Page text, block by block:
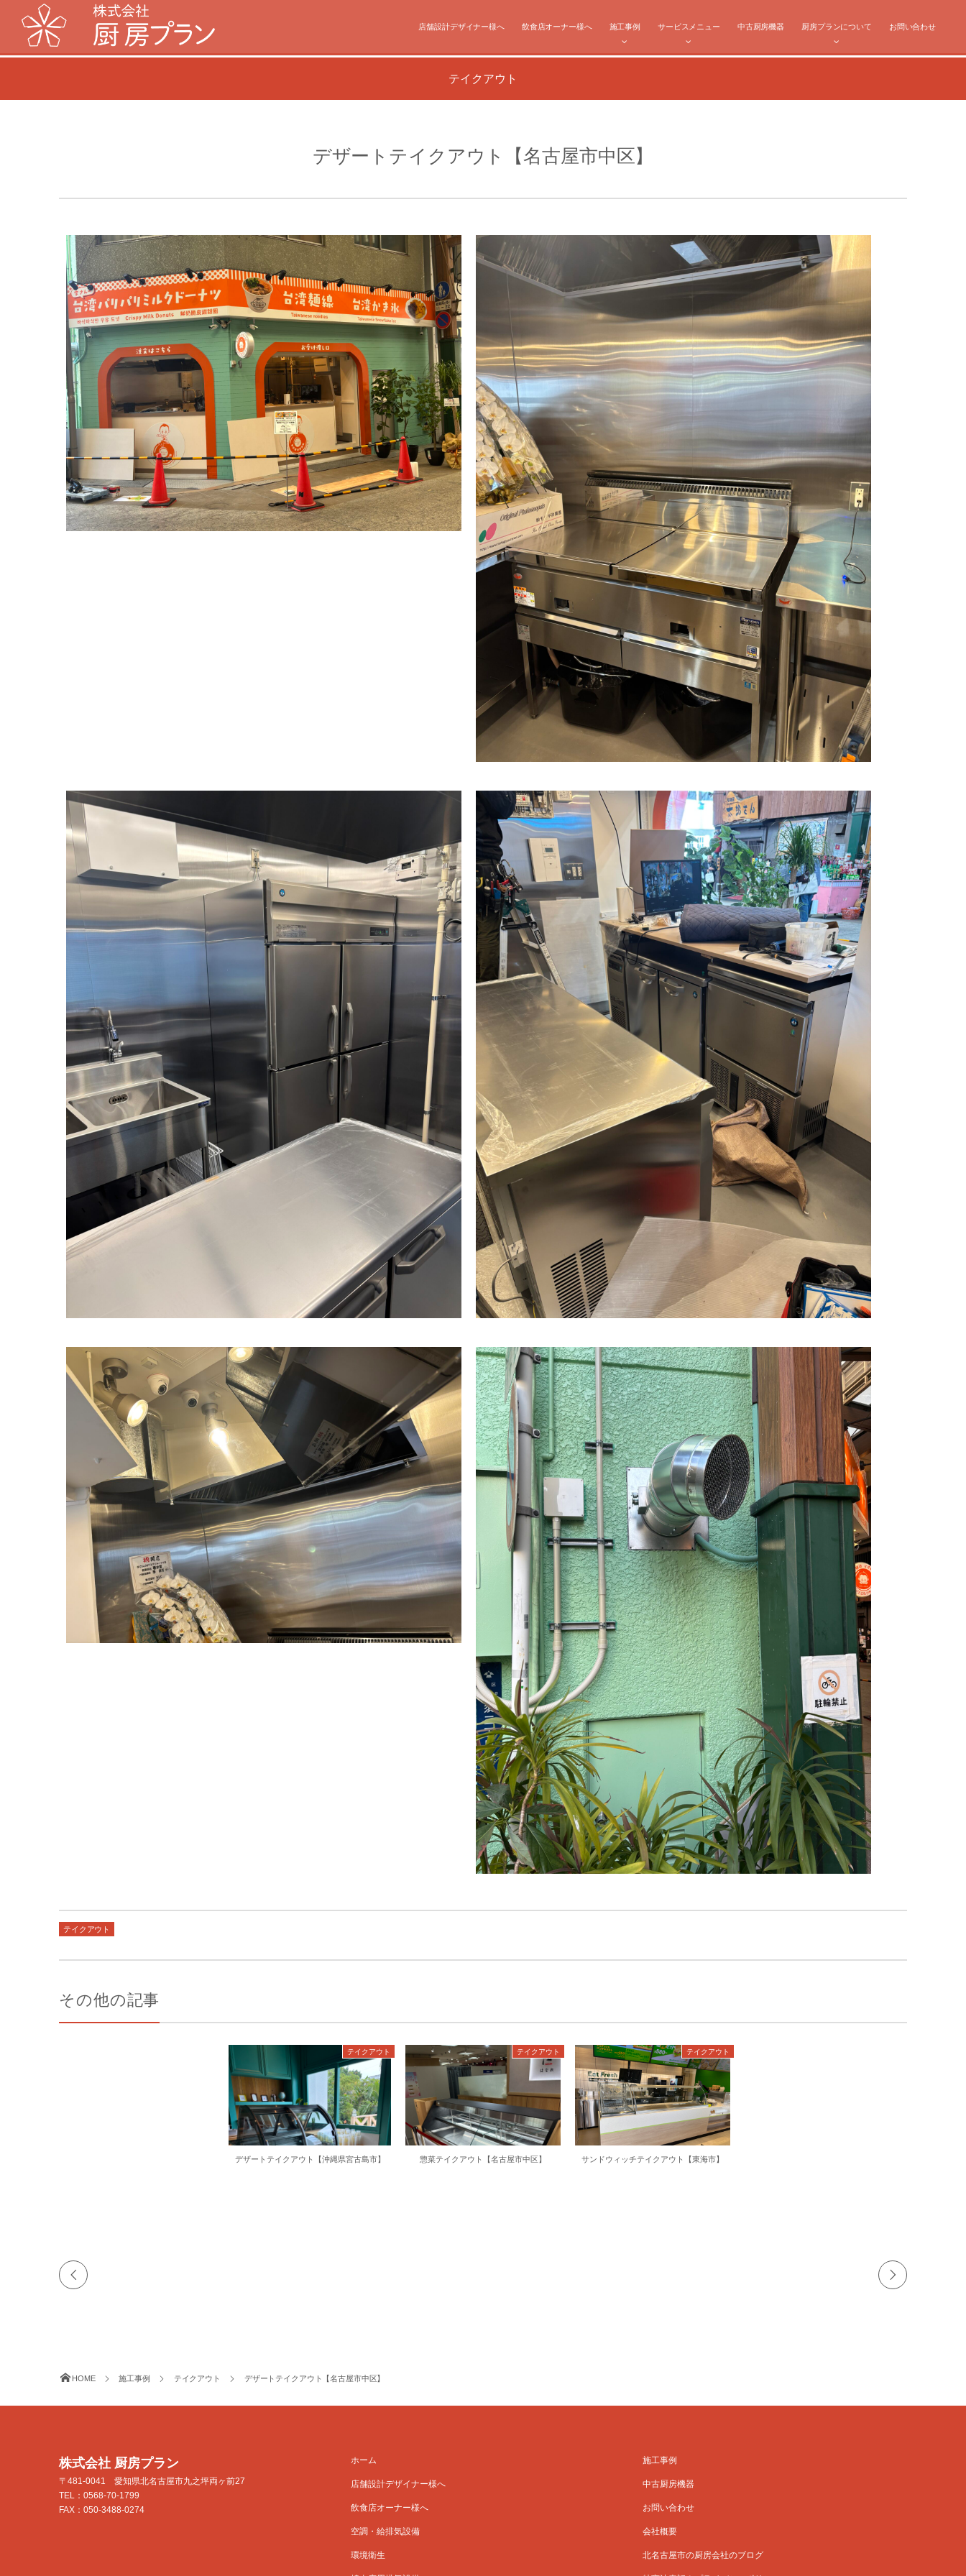
店舗設計デザイナー様へ 飲食店オーナー様へ 施工事例 サービスメニュー 中古厨房機器 厨房プランについて お問い合わせ
テイクアウト
デザートテイクアウト【名古屋市中区】
テイクアウト
その他の記事
テイクアウト
デザートテイクアウト【沖縄県宮古島市】
テイクアウト
惣菜テイクアウト【名古屋市中区】
テイクアウト
サンドウィッチテイクアウト【東海市】
HOME 施工事例 テイクアウト デザートテイクアウト【名古屋市中区】
株式会社 厨房プラン
〒481-0041 愛知県北名古屋市九之坪両ヶ前27
TEL：0568-70-1799
FAX：050-3488-0274
ホーム
店舗設計デザイナー様へ
飲食店オーナー様へ
空調・給排気設備
環境衛生
施工事例
中古厨房機器
お問い合わせ
会社概要
北名古屋市の厨房会社のブログ